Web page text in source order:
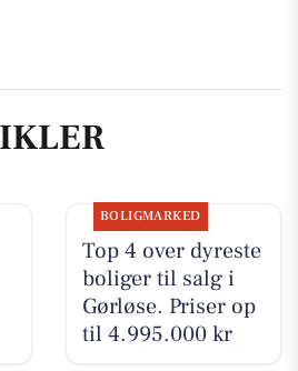
BOLIGMARKED
Top 4 over dyreste
boliger til salg i
Gørløse. Priser op
til 4.995.000 kr